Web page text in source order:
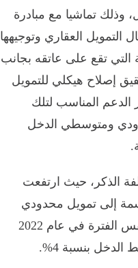
الدخل، وذلك تماشيا مع مبادرة
العقاري وتوجيهها
التي تقع على عاتقه بجانب
إصلاح هيكلي للتمويل
الدعم المناسب لتلك
ومتوسطي الدخل
المبادرات سالفة الذكر، حيث ارتفعت
إلى 782 مليون جنيه مقسمة إلى تمويل محدودي
الدخل بنسبة 87% ومتوسطي الدخل بنسبة 13% في 2023 مقارنة بنفس الفترة في عام 2022